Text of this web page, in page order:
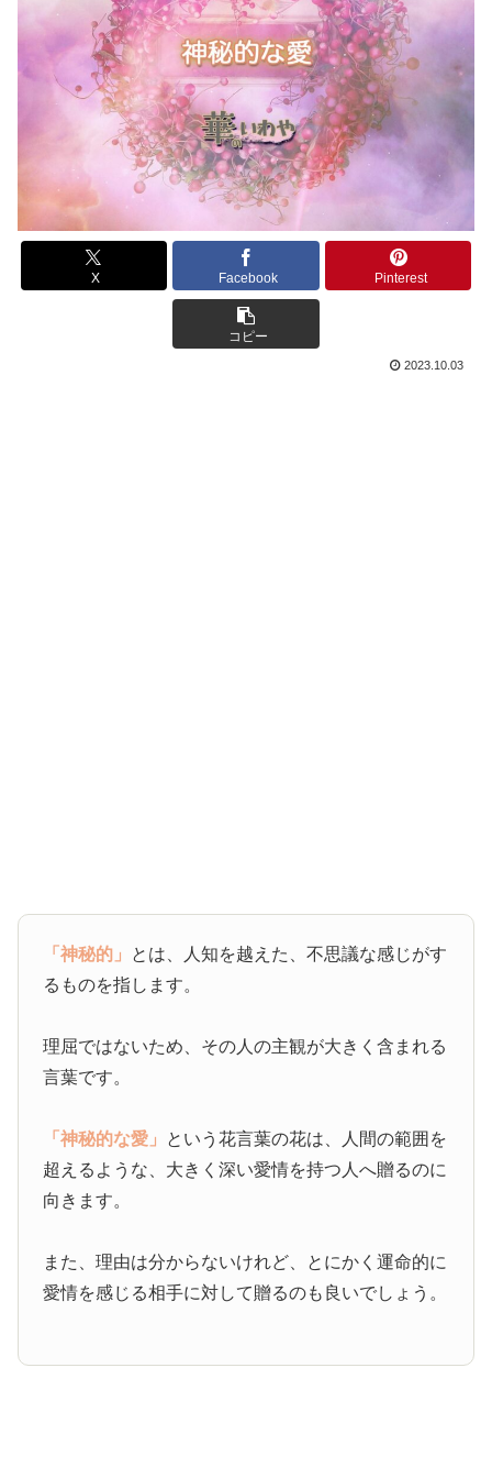
X Facebook Pinterest
コピー
2023.10.03
「神秘的」 とは、人知を越えた、不思議な感じがす
るものを指します。
理屈ではないため、その人の主観が大きく含まれる
言葉です。
「神秘的な愛」 という花言葉の花は、人間の範囲を
超えるような、大きく深い愛情を持つ人へ贈るのに
向きます。
また、理由は分からないけれど、とにかく運命的に
愛情を感じる相手に対して贈るのも良いでしょう。